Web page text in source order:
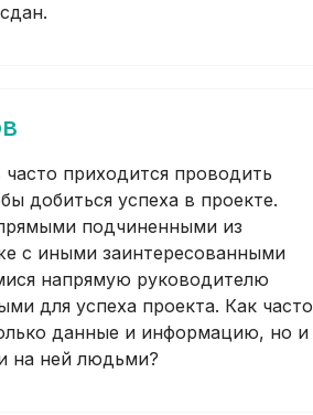
приходится проводить
добиться успеха в проекте.
подчиненными из
с иными заинтересованными
напрямую руководителю
для успеха проекта. Как часто
данные и информацию, но и
на ней людьми?